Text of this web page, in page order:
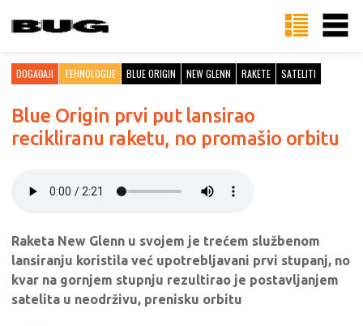
DOGAĐAJI TEHNOLOGIJE BLUE ORIGIN NEW GLENN RAKETE SATELITI
Blue Origin prvi put lansirao
recikliranu raketu, no promašio orbitu
Raketa New Glenn u svojem je trećem službenom
lansiranju koristila već upotrebljavani prvi stupanj, no
kvar na gornjem stupnju rezultirao je postavljanjem
satelita u neodrživu, prenisku orbitu